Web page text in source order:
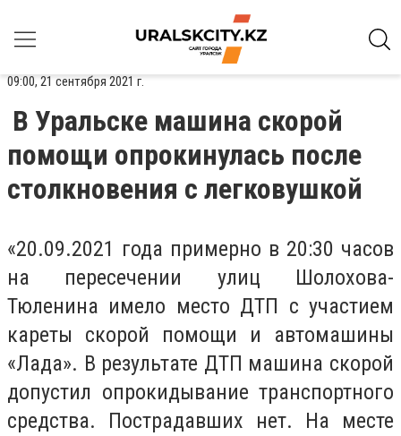
09:00, 21 сентября 2021 г.
В Уральске машина скорой
помощи опрокинулась после
столкновения с легковушкой
«20.09.2021 года примерно в 20:30 часов
на пересечении улиц Шолохова-
Тюленина имело место ДТП с участием
кареты скорой помощи и автомашины
«Лада». В результате ДТП машина скорой
допустил опрокидывание транспортного
средства. Пострадавших нет. На месте